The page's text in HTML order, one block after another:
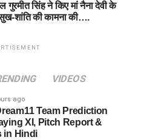
गुरमीत सिंह ने किए मां नैना देवी के
शांति की कामना की….
VIDEOS
ago
Team Prediction
XI, Pitch Report &
in Hindi